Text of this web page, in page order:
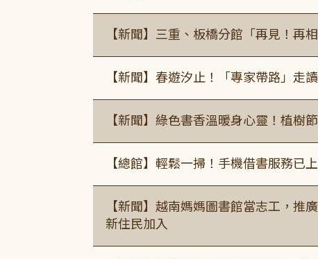
【新聞】三重、板橋分館「再見！再
【新聞】春遊汐止！「專家帶路」走
【新聞】綠色書香溫暖身心靈！植樹
【總館】輕鬆一掃！手機借書服務已上
【新聞】越南媽媽圖書館當志工，推
新住民加入